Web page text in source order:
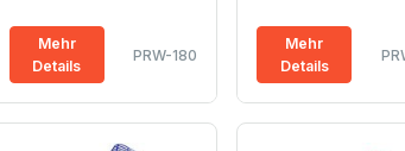
Mehr
Details
PRW-180
Mehr
Details